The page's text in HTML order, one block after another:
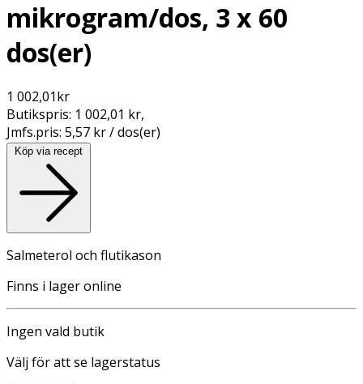
mikrogram/dos, 3 x 60
dos(er)
1 002,01kr
Butikspris: 1 002,01 kr,
Jmfs.pris: 5,57 kr / dos(er)
Köp via recept
Salmeterol och flutikason
Finns i lager online
Ingen vald butik
Välj för att se lagerstatus